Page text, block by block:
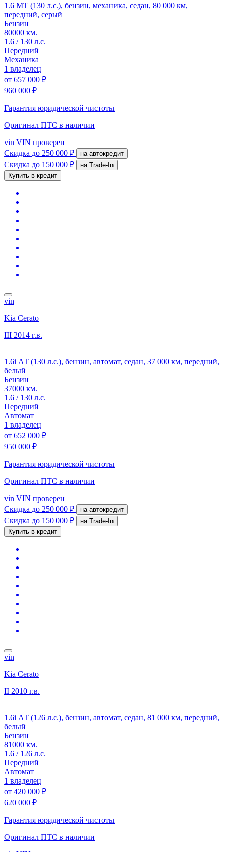
1.6 MT (130 л.с.), бензин, механика, седан, 80 000 км,
передний, серый
Бензин
80000 км.
1.6 / 130 л.с.
Передний
Механика
1 владелец
от 657 000 ₽
960 000 ₽
Гарантия юридической чистоты
Оригинал ПТС в наличии
vin VIN проверен
Скидка до 250 000 ₽ на автокредит
Скидка до 150 000 ₽
на Trade-In
Купить в кредит
vin
Kia Cerato
III 2014 г.в.
1.6i АТ (130 л.с.), бензин, автомат, седан, 37 000 км, передний,
белый
Бензин
37000 км.
1.6 / 130 л.с.
Передний
Автомат
1 владелец
от 652 000 ₽
950 000 ₽
Гарантия юридической чистоты
Оригинал ПТС в наличии
vin VIN проверен
Скидка до 250 000 ₽ на автокредит
Скидка до 150 000 ₽
на Trade-In
Купить в кредит
vin
Kia Cerato
II 2010 г.в.
1.6i АТ (126 л.с.), бензин, автомат, седан, 81 000 км, передний,
белый
Бензин
81000 км.
1.6 / 126 л.с.
Передний
Автомат
1 владелец
от 420 000 ₽
620 000 ₽
Гарантия юридической чистоты
Оригинал ПТС в наличии